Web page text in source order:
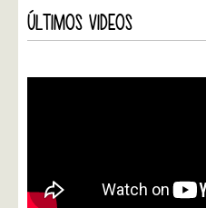
ÚLTIMOS VIDEOS